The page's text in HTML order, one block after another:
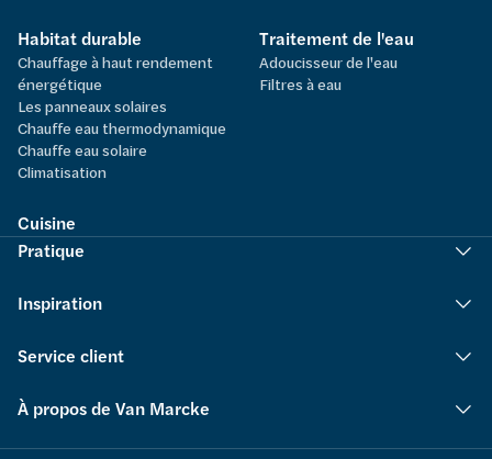
Habitat durable
Chauffage à haut rendement
énergétique
Les panneaux solaires
Chauffe eau thermodynamique
Chauffe eau solaire
Climatisation
Traitement de l'eau
Adoucisseur de l'eau
Filtres à eau
Cuisine
Pratique
Inspiration
Service client
À propos de Van Marcke